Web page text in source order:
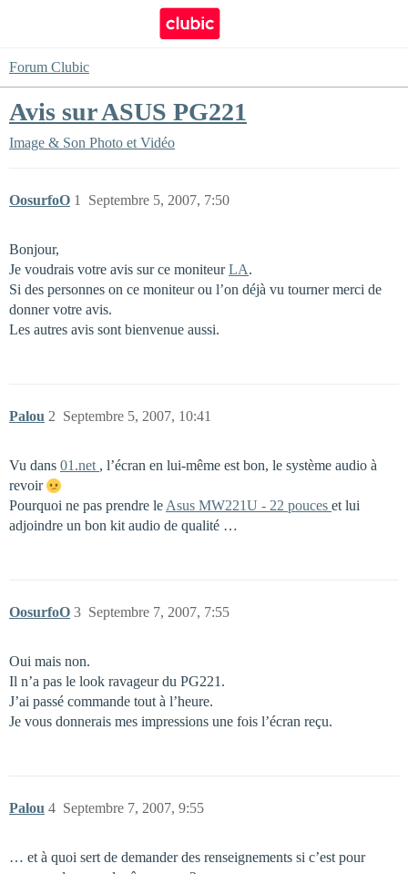
Forum Clubic
Avis sur ASUS PG221
Image & Son Photo et Vidéo
OosurfoO Septembre 5, 2007, 7:50
1
Bonjour,
Je voudrais votre avis sur ce moniteurLA.
Si des personnes on ce moniteur ou l’on déjà vu tourner merci de
donner votre avis.
Les autres avis sont bienvenue aussi.
Palou Septembre 5, 2007, 10:41
2
Vu dans 01.net , l’écran en lui-même est bon, le système audio à
revoir
Pourquoi ne pas prendre le Asus MW221U - 22 pouces et lui
adjoindre un bon kit audio de qualité …
OosurfoO Septembre 7, 2007, 7:55
3
Oui mais non.
Il n’a pas le look ravageur du PG221.
J’ai passé commande tout à l’heure.
Je vous donnerais mes impressions une fois l’écran reçu.
Palou Septembre 7, 2007, 9:55
4
… et à quoi sert de demander des renseignements si c’est pour